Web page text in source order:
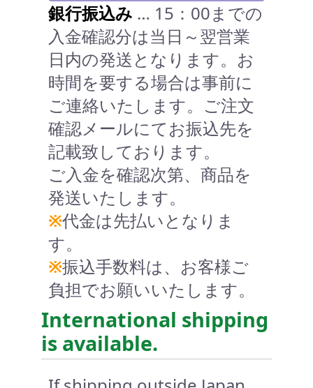
銀行振込み … 15：00までの
入金確認分は当日～翌営業
日内の発送となります。お
時間を要する場合は事前に
ご連絡いたします。ご注文
確認メールにてお振込先を
記載致しております。
ご入金を確認次第、商品を
発送いたします。
※代金は先払いとなりま
す。
※振込手数料は、お客様ご
負担でお願いいたします。
International shipping
is available.